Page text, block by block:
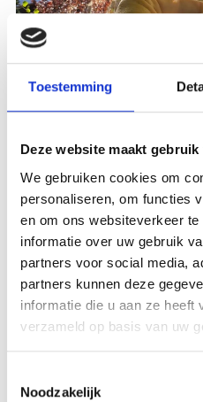
Toestemming
Deze website maakt
We gebruiken cookies om
personaliseren, om functies
en om ons websiteverkeer
informatie over uw gebruik
partners voor social media,
partners kunnen deze
informatie die u aan ze heeft
verzameld op basis van uw
Noodzakelijk